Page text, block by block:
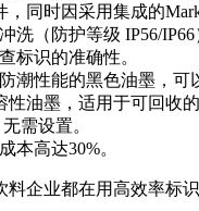
，同时因采用集成的
洗（防护等级 IP56/
标识的准确性。
潮性能的黑色油墨，
性油墨，适用于可回收
需设置。
本高达30%。